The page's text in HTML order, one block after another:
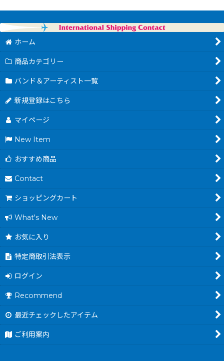
ホーム
商品カテゴリー
バンド＆アーティスト一覧
新規登録はこちら
マイページ
New Item
おすすめ商品
Contact
ショッピングカート
What's New
お気に入り
特定商取引法表示
ログイン
Recommend
最近チェックしたアイテム
ご利用案内